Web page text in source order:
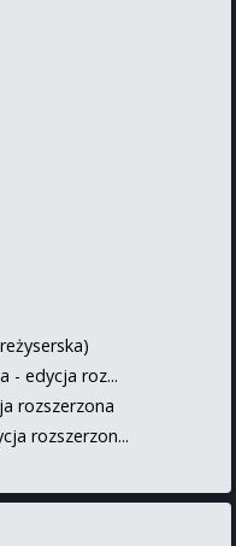
- edycja roz...
rozszerzona
rozszerzon...